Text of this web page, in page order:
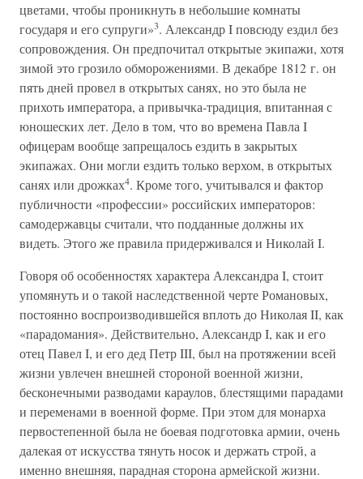
цветами, чтобы проникнуть в небольшие комнаты
государя и его супруги»3. Александр I повсюду ездил без
сопровождения. Он предпочитал открытые экипажи, хотя
зимой это грозило обморожениями. В декабре 1812 г. он
пять дней провел в открытых санях, но это была не
прихоть императора, а привычка-традиция, впитанная с
юношеских лет. Дело в том, что во времена Павла I
офицерам вообще запрещалось ездить в закрытых
экипажах. Они могли ездить только верхом, в открытых
санях или дрожках4. Кроме того, учитывался и фактор
публичности «профессии» российских императоров:
самодержавцы считали, что подданные должны их
видеть. Этого же правила придерживался и Николай I.
Говоря об особенностях характера Александра I, стоит
упомянуть и о такой наследственной черте Романовых,
постоянно воспроизводившейся вплоть до Николая II, как
«парадомания». Действительно, Александр I, как и его
отец Павел I, и его дед Петр III, был на протяжении всей
жизни увлечен внешней стороной военной жизни,
бесконечными разводами караулов, блестящими парадами
и переменами в военной форме. При этом для монарха
первостепенной была не боевая подготовка армии, очень
далекая от искусства тянуть носок и держать строй, а
именно внешняя, парадная сторона армейской жизни.